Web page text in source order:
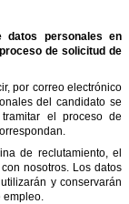
datos personales en
de solicitud de
por correo electrónico
del candidato se
el proceso de
de reclutamiento, el
nosotros. Los datos
y conservarán
empleo.